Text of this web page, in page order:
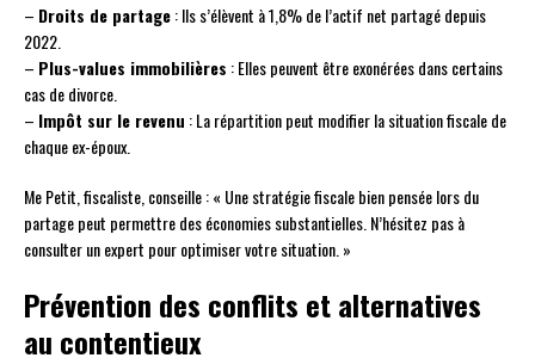
– Droits de partage: Ils s’élèvent à 1,8% de l’actif net partagé depuis
2022.
– Plus-values immobilières : Elles peuvent être exonérées dans certains
cas de divorce.
– Impôt sur le revenu : La répartition peut modifier la situation fiscale de
chaque ex-époux.
Me Petit, fiscaliste, conseille : « Une stratégie fiscale bien pensée lors du
partage peut permettre des économies substantielles. N’hésitez pas à
consulter un expert pour optimiser votre situation. »
Prévention des conflits et alternatives
au contentieux